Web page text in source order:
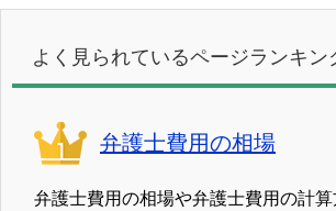
よく見られているページランキン
弁護士費用の相場
弁護士費用の相場や弁護士費用の計